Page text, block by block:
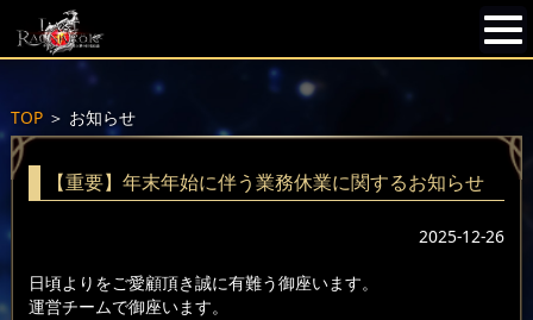
TOP＞ お知らせ
【重要】年末年始に伴う業務休業に関するお知らせ
2025-12-26
日頃よりをご愛顧頂き誠に有難う御座います。
運営チームで御座います。